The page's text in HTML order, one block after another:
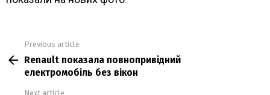
more
Previous article
Renault показала повнопривідний
електромобіль без вікон
Next article